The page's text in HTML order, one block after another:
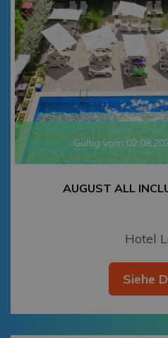
Gültig vom
AUGUST ALL
Hotel
Siehe